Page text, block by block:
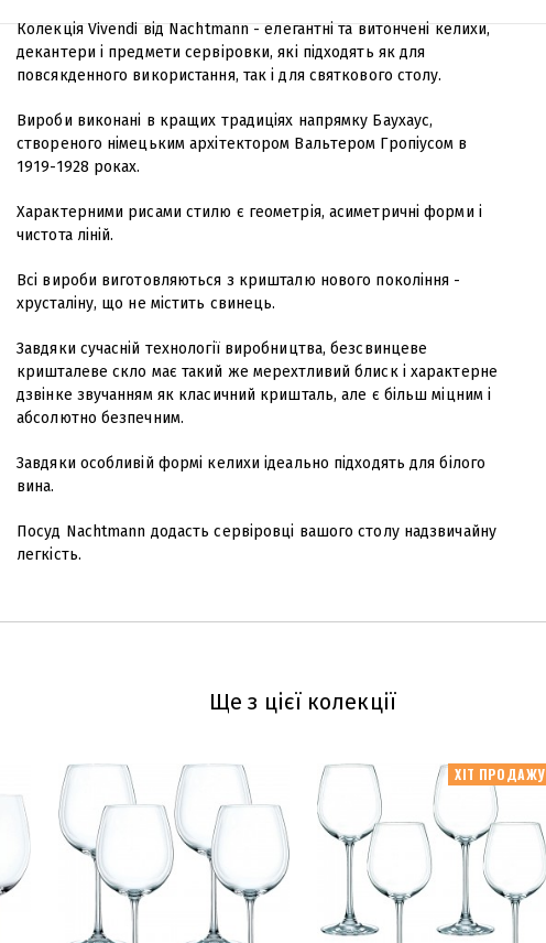
Колекція Vivendi від Nachtmann - елегантні та витончені келихи,
декантери і предмети сервіровки, які підходять як для
повсякденного використання, так і для святкового столу.
Вироби виконані в кращих традиціях напрямку Баухаус,
створеного німецьким архітектором Вальтером Гропіусом в
1919-1928 роках.
Характерними рисами стилю є геометрія, асиметричні форми і
чистота ліній.
Всі вироби виготовляються з кришталю нового покоління -
хрусталіну, що не містить свинець.
Завдяки сучасній технології виробництва, безсвинцеве
кришталеве скло має такий же мерехтливий блиск і характерне
дзвінке звучанням як класичний кришталь, але є більш міцним і
абсолютно безпечним.
Завдяки особливій формі келихи ідеально підходять для білого
вина.
Посуд Nachtmann додасть сервіровці вашого столу надзвичайну
легкість.
Ще з цієї колекції
ХІТ ПРОДАЖУ